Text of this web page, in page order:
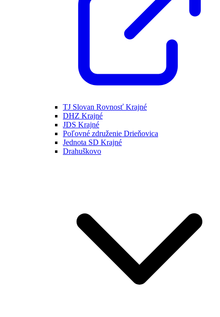
TJ Slovan Rovnosť Krajné
DHZ Krajné
JDS Krajné
Poľovné združenie Drieňovica
Jednota SD Krajné
Drahuškovo